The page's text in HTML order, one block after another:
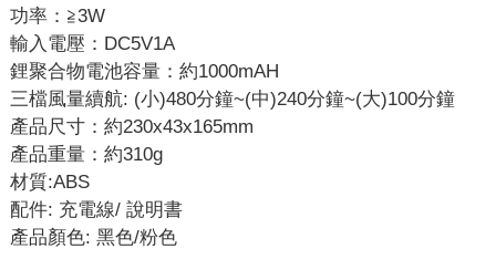
功率：≧3W
輸入電壓：DC5V1A
鋰聚合物電池容量：約1000mAH
三檔風量續航: (小)480分鐘~(中)240分鐘~(大)100分鐘
產品尺寸：約230x43x165mm
產品重量：約310g
材質:ABS
配件: 充電線/ 說明書
產品顏色: 黑色/粉色